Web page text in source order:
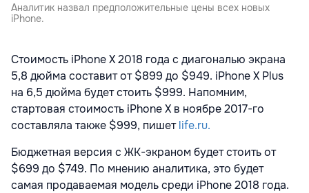
Аналитик назвал предположительные цены всех новых
iPhone.
Стоимость iPhone X 2018 года с диагональю экрана
5,8 дюйма составит от $899 до $949. iPhone X Plus
на 6,5 дюйма будет стоить $999. Напомним,
стартовая стоимость iPhone X в ноябре 2017-го
составляла также $999, пишетlife.ru.
Бюджетная версия с ЖК-экраном будет стоить от
$699 до $749. По мнению аналитика, это будет
самая продаваемая модель среди iPhone 2018 года.